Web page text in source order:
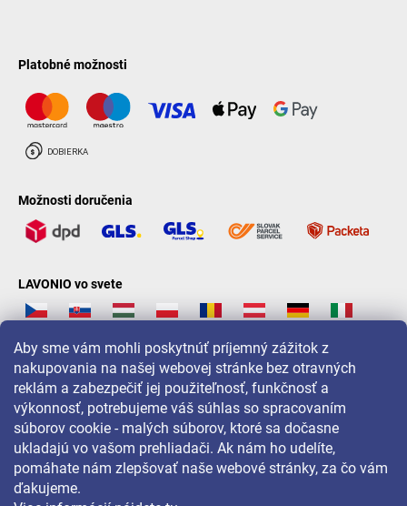
Aby sme vám mohli poskytnúť príjemný zážitok z
nakupovania na našej webovej stránke bez otravných
reklám a zabezpečiť jej použiteľnosť, funkčnosť a
výkonnosť, potrebujeme váš súhlas so spracovaním
súborov cookie - malých súborov, ktoré sa dočasne
ukladajú vo vašom prehliadači. Ak nám ho udelíte,
pomáhate nám zlepšovať naše webové stránky, za čo vám
ďakujeme.
Platobné možnosti
Možnosti doručenia
LAVONIO vo svete
Pre akcie, súťaže a zľavy nás sledujte na: